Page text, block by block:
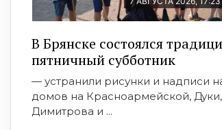
В Брянске состоялся
пятничный субботник
— устранили рисунки и надписи
домов на Красноармейской,
Димитрова и ...